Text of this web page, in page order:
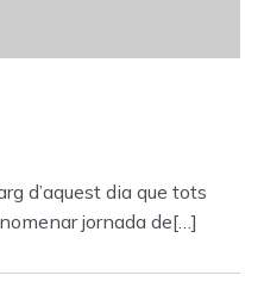
d’aquest dia que tots
jornada de[…]